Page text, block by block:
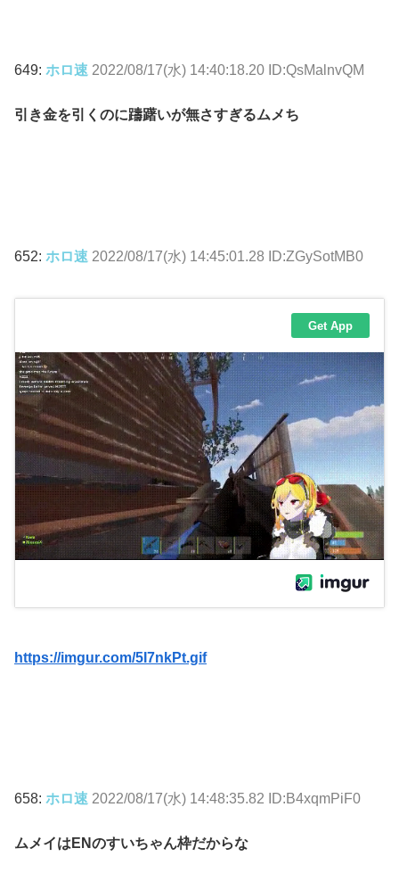
649: ホロ速 2022/08/17(水) 14:40:18.20 ID:QsMalnvQM
引き金を引くのに躊躇いが無さすぎるムメち
652: ホロ速 2022/08/17(水) 14:45:01.28 ID:ZGySotMB0
https://imgur.com/5I7nkPt.gif
658: ホロ速 2022/08/17(水) 14:48:35.82 ID:B4xqmPiF0
ムメイはENのすいちゃん枠だからな